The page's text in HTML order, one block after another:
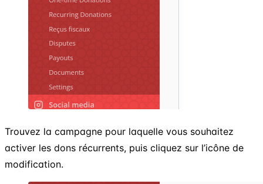
Trouvez la campagne pour laquelle vous souhaitez
activer les dons récurrents, puis cliquez sur l’icône de
modification.